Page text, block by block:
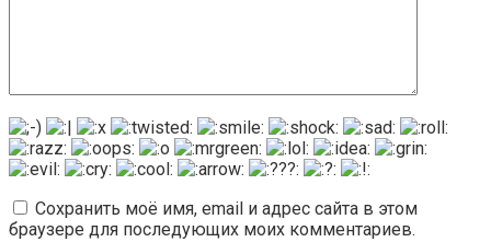
Сохранить моё имя, email и адрес сайта в этом
браузере для последующих моих комментариев.